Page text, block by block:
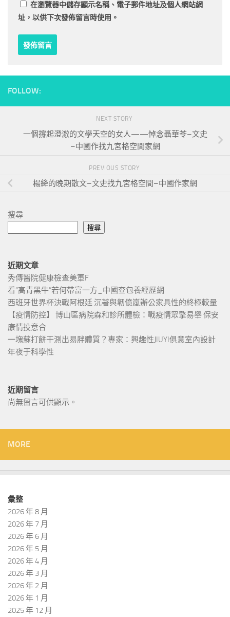
在瀏覽器中儲存顯示名稱、電子郵件地址及個人網站網
址，以供下次發佈留言時使用。
FOLLOW:
NEXT STORY
一個撐起澄澈的文學天空的女人——悼念聶華苓–文史
–中國作找九宮格空間家網
PREVIOUS STORY
楊絳的晚期散文–文史找九宮格空間–中國作家網
搜尋
搜尋
近期文章
秀傳醫院健康檢查美軍F
看“高青黑牛”若何帶富一方_中國查包養經歷網
西班牙世界杯決戰阿根廷 沉著與韌億嵐辦公家具性的終極較量
【疫情防控】 博山區病院森和診所體檢：戰疫情眾擎易舉 保安
康情投意合
一塊蘇打餅干測出易胖體質？專家：興趣性JIUYI俱意室內設計
年夜于科學性
近期留言
尚無留言可供顯示。
MORE
彙整
2026 年 8 月
2026 年 7 月
2026 年 6 月
2026 年 5 月
2026 年 4 月
2026 年 3 月
2026 年 2 月
2026 年 1 月
2025 年 12 月